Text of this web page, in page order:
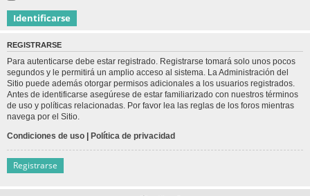
REGISTRARSE
Para autenticarse debe estar registrado. Registrarse tomará solo unos pocos
segundos y le permitirá un amplio acceso al sistema. La Administración del
Sitio puede además otorgar permisos adicionales a los usuarios registrados.
Antes de identificarse asegúrese de estar familiarizado con nuestros términos
de uso y políticas relacionadas. Por favor lea las reglas de los foros mientras
navega por el Sitio.
Condiciones de uso | Política de privacidad
Registrarse